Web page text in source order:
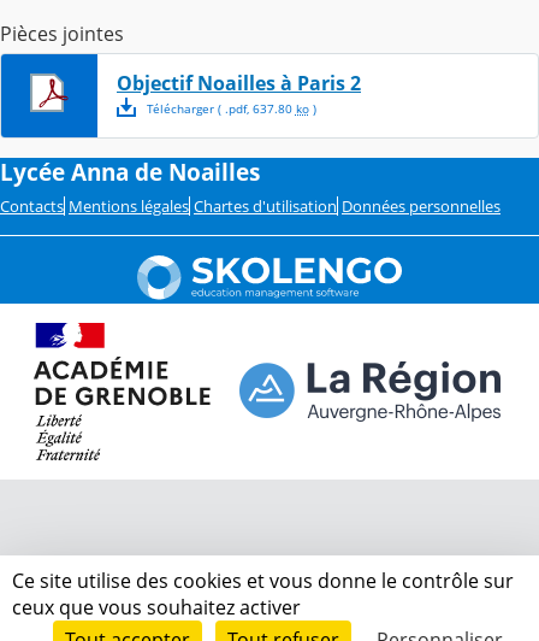
Pièces jointes
Objectif Noailles à Paris 2
Télécharger( .pdf, 637.80 ko)
Lycée Anna de Noailles
Contacts Mentions légales Chartes d'utilisation Données personnelles
Ce site utilise des cookies et vous donne le contrôle sur
ceux que vous souhaitez activer